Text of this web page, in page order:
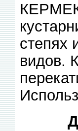
степях
видов.